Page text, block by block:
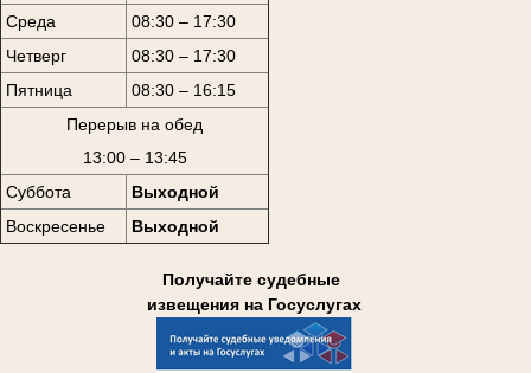
Среда
08:30 – 17:30
Четверг
08:30 – 17:30
Пятница
08:30 – 16:15
Перерыв на обед
13:00 – 13:45
Суббота
Выходной
Воскресенье
Выходной
Получайте судебные
извещения на Госуслугах